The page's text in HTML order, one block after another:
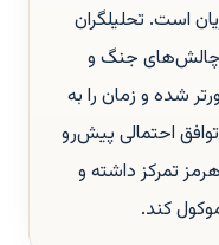
است. تحلیلگران
چالش‌های جنگ و
شده و زمان را به
احتمالی پیش‌رو
تمرکز داشته و
کند.